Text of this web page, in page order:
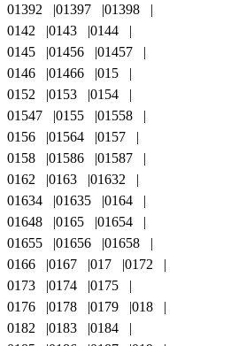
01392
01397
01398
0142
0143
0144
0145
01456
01457
0146
01466
015
0152
0153
0154
01547
0155
01558
0156
01564
0157
0158
01586
01587
0162
0163
01632
01634
01635
0164
01648
0165
01654
01655
01656
01658
0166
0167 017
0172
0173
0174
0175
0176
0178 0179
018
0182
0183
0184